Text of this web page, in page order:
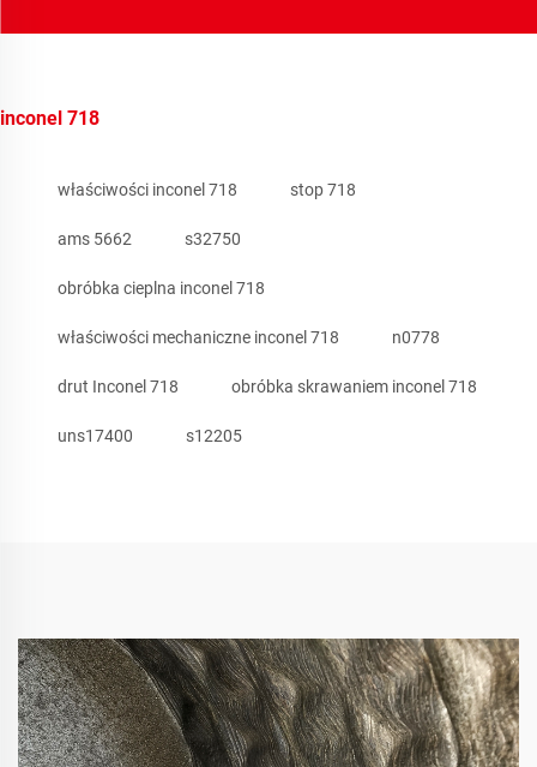
inconel 718
właściwości inconel 718 stop 718
ams 5662 s32750
obróbka cieplna inconel 718
właściwości mechaniczne inconel 718 n0778
drut Inconel 718 obróbka skrawaniem inconel 718
uns17400 s12205